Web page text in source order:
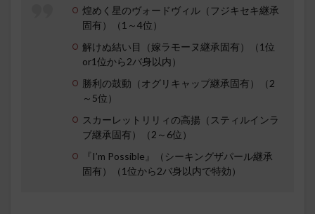
煌めく星のヴォードヴィル（フジキセキ継承
固有）（1～4位）
解けぬ結い目（嫁ラモーヌ継承固有）（1位
or1位から2バ身以内）
勝利の鼓動（オグリキャップ継承固有）（2
～5位）
スカーレットリリィの高揚（スティルインラ
ブ継承固有）（2～6位）
『I’m Possible』（シーキングザパール継承
固有）（1位から2バ身以内で特効）